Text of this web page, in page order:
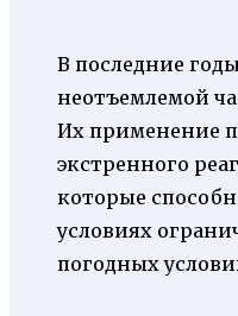
В последние
неотъемлемой
Их применение
экстренного
которые
условиях
погодных